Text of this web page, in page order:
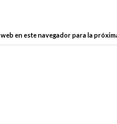
en este navegador para la